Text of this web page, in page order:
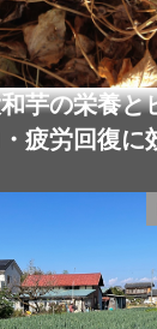
芋の栄養と
疲労回復に